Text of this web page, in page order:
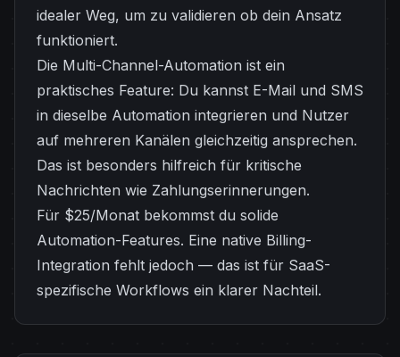
idealer Weg, um zu validieren ob dein Ansatz
funktioniert.
Die Multi-Channel-Automation ist ein
praktisches Feature: Du kannst E-Mail und SMS
in dieselbe Automation integrieren und Nutzer
auf mehreren Kanälen gleichzeitig ansprechen.
Das ist besonders hilfreich für kritische
Nachrichten wie Zahlungserinnerungen.
Für $25/Monat bekommst du solide
Automation-Features. Eine native Billing-
Integration fehlt jedoch — das ist für SaaS-
spezifische Workflows ein klarer Nachteil.